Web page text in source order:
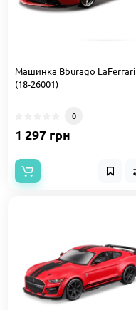
Машинка Bburago LaFerrari
(18-26001)
0
1 297 грн